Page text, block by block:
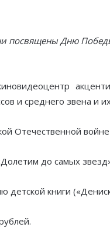
посвящены Дню
и среднего звена и
Отечественной войне
до самых
книги